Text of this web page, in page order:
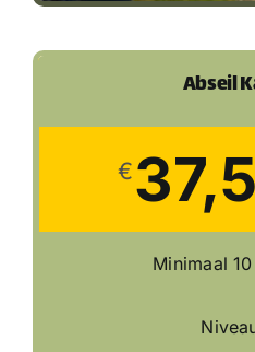
Abseil
€
Minimaal